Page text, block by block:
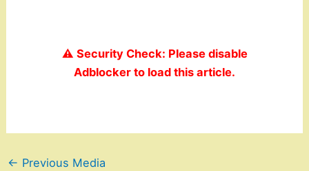
⚠️ Security Check: Please disable
Adblocker to load this article.
← Previous Media